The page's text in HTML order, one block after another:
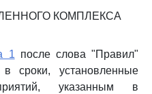
КОМПЛЕКСА
1 после слова "Правил"
сроки, установленные
указанным в